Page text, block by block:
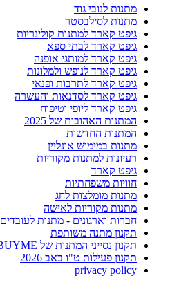
מתנות לנובי גוד
מתנות לסילבסטר
גיפט קארד למתנות קולינריות
גיפט קארד לבתי ספא
גיפט קארד למותגי אופנה
גיפט קארד לנופש ולמלונות
גיפט קארד לתרבות ופנאי
גיפט קארד לסדנאות והעשרה
גיפט קארד ליופי וטיפוח
המתנות האהובות של 2025
המתנות החדשות
מתנות במימוש אונליין
רעיונות למתנות מקוריות
גיפט קארד
חוויות משפחתיות
מתנות מומלצות לחג
מתנות מקוריות לאישה
חברות וארגונים - מתנות לעובדים
תקנון מתנה משותפת
תקנון נסייני המתנות של BUYME
תקנון פעילות ט"ו באב 2026
privacy policy